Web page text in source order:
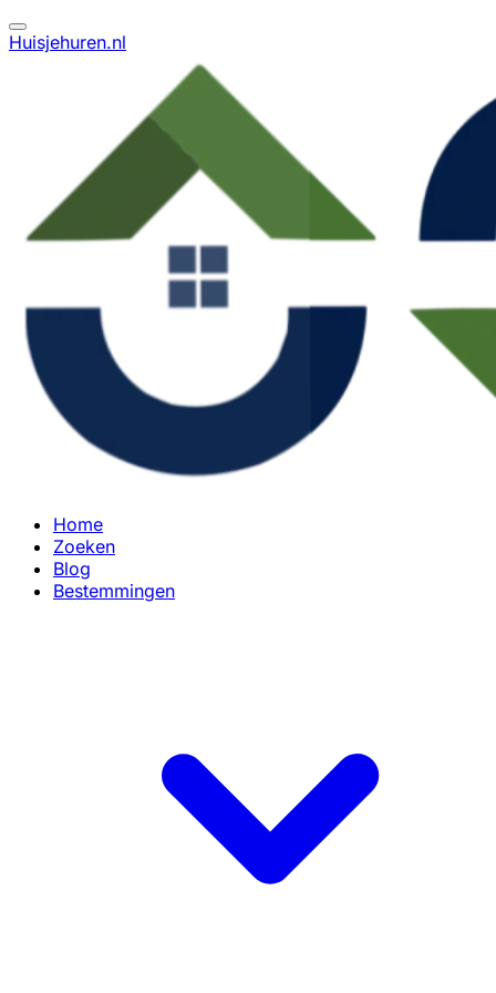
Huisjehuren.nl
Home
Zoeken
Blog
Bestemmingen